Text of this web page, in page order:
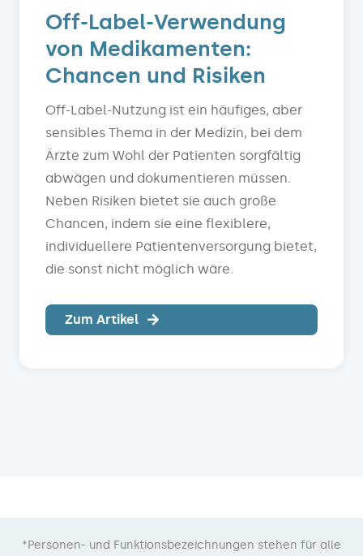
Off-Label-Verwendung
von Medikamenten:
Chancen und Risiken
Off-Label-Nutzung ist ein häufiges, aber
sensibles Thema in der Medizin, bei dem
Ärzte zum Wohl der Patienten sorgfältig
abwägen und dokumentieren müssen.
Neben Risiken bietet sie auch große
Chancen, indem sie eine flexiblere,
individuellere Patientenversorgung bietet,
die sonst nicht möglich wäre.
Zum Artikel
*Personen- und Funktionsbezeichnungen stehen für alle